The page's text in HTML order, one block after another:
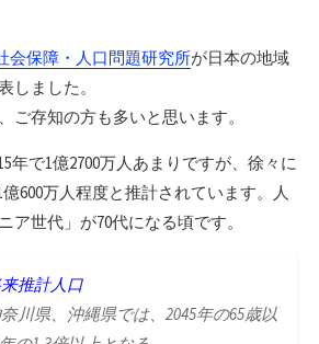
会保障・人口問題研究所が日本の地域
しました。
ご存知の方も多いと思います。
年で1億2700万人あまりですが、徐々に
600万人程度と推計されています。人
ア世代」が70代になる頃です。
推計人口
川県、沖縄県では、2045年の65歳以